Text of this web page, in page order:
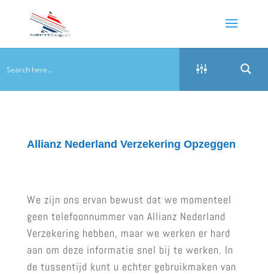
Allianz Nederland Verzekering Opzeggen
We zijn ons ervan bewust dat we momenteel
geen telefoonnummer van Allianz Nederland
Verzekering hebben, maar we werken er hard
aan om deze informatie snel bij te werken. In
de tussentijd kunt u echter gebruikmaken van